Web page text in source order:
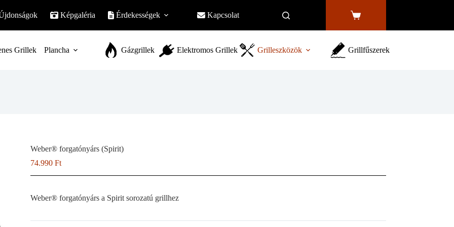
Képgaléria Érdekességek Kapcsolat
Shopping
Grillek Plancha Gázgrillek Elektromos Grillek Grilleszközök Grillfűszerek
Weber® forgatónyárs (Spirit)
74.990 Ft
Weber® forgatónyárs a Spirit sorozatú grillhez